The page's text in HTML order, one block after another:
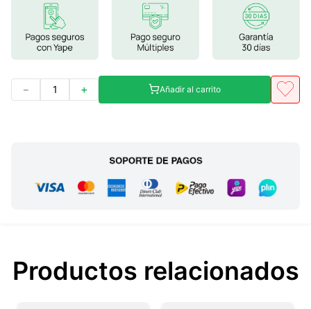
stevia
9.
ashwagandha
＋
－ Añadir al carrito
Productos relacionados